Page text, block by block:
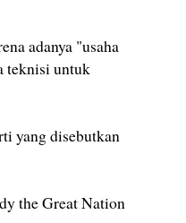
adanya "usaha
teknisi untuk
yang disebutkan
the Great Nation